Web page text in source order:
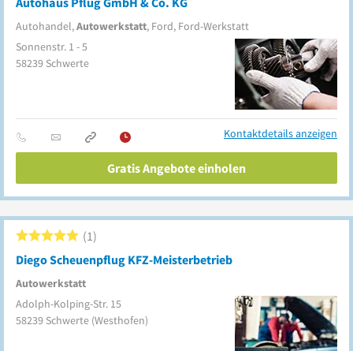
Autohandel,Autowerkstatt, Ford, Ford-Werkstatt
Sonnenstr. 1 - 5
58239 Schwerte
Kontaktdetails anzeigen
Gratis Angebote einholen
Diego Scheuenpflug KFZ-Meisterbetrieb
Autowerkstatt
1
Adolph-Kolping-Str. 15
58239 Schwerte (Westhofen)